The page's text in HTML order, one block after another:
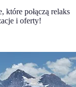
które połączą relaks
i oferty!